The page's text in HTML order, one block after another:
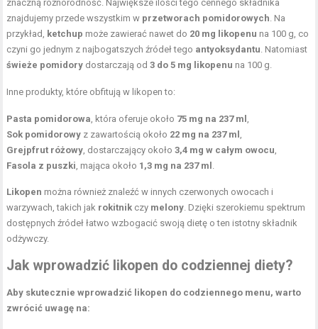
znaczną różnorodność. Największe ilości tego cennego składnika
znajdujemy przede wszystkim w przetworach pomidorowych. Na
przykład, ketchup może zawierać nawet do 20 mg likopenu na 100 g, co
czyni go jednym z najbogatszych źródeł tego antyoksydantu. Natomiast
świeże pomidory dostarczają od3 do 5 mg likopenu na 100 g.
Inne produkty, które obfitują w likopen to:
Pasta pomidorowa, która oferuje około 75 mg na 237 ml ,
Sok pomidorowy z zawartością około 22 mg na 237 ml ,
Grejpfrut różowy, dostarczający około3,4 mg w całym owocu,
Fasola z puszki, mająca około 1,3 mg na 237 ml .
Likopen można również znaleźć w innych czerwonych owocach i
warzywach, takich jak rokitnik czy melony. Dzięki szerokiemu spektrum
dostępnych źródeł łatwo wzbogacić swoją dietę o ten istotny składnik
odżywczy.
Jak wprowadzić likopen do codziennej diety?
Aby skutecznie wprowadzić likopen do codziennego menu, warto
zwrócić uwagę na: